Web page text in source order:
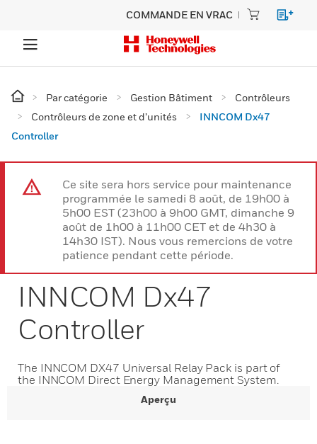
COMMANDE EN VRAC
Par catégorie Gestion Bâtiment
Contrôleurs
Contrôleurs de zone et d’unités
INNCOM Dx47
Controller
Ce site sera hors service pour maintenance
programmée le samedi 8 août, de 19h00 à
5h00 EST (23h00 à 9h00 GMT, dimanche 9
août de 1h00 à 11h00 CET et de 4h30 à
14h30 IST). Nous vous remercions de votre
patience pendant cette période.
INNCOM Dx47
Controller
The INNCOM DX47 Universal Relay Pack is part of
the INNCOM Direct Energy Management System.
Aperçu